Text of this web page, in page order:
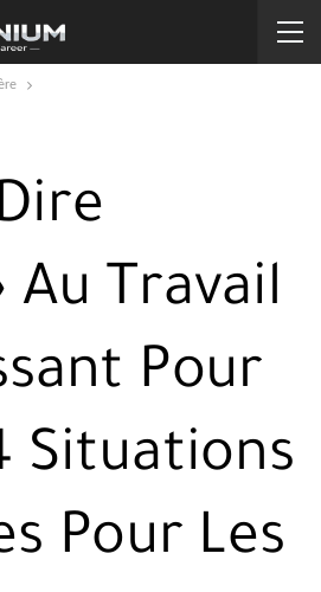
Au Travail
Pour
Situations
Pour Les